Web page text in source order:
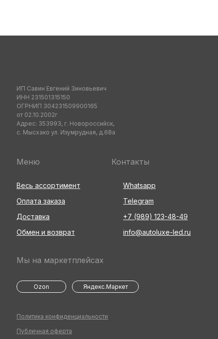
ИП Савин Евгений Зиновьевич
ИНН 231501315150
ОГРНИП 304231509900165
от 02.10.2002г
Адрес: 353993, г. Новороссийск,
с. Мысхако ул. Изумрудная, д.68а
Политика конфиденциальности
Публичная оферта
Обмен и возврат
Доставка
Оплата заказа
info@autoluxe-led.ru
Меню
Мы на маркетплейсах
Контакты
+7 (989) 123-48-49
Telegram
Весь ассортимент Whatsapp
Ozon Яндекс.Маркет